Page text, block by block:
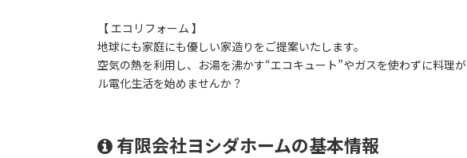
【 エコリフォーム 】
地球にも家庭にも優しい家造りをご提案いたします。
空気の熱を利用し、お湯を沸かす“エコキュート”やガスを使わずに料理
ル電化生活を始めませんか？
有限会社ヨシダホームの基本情報